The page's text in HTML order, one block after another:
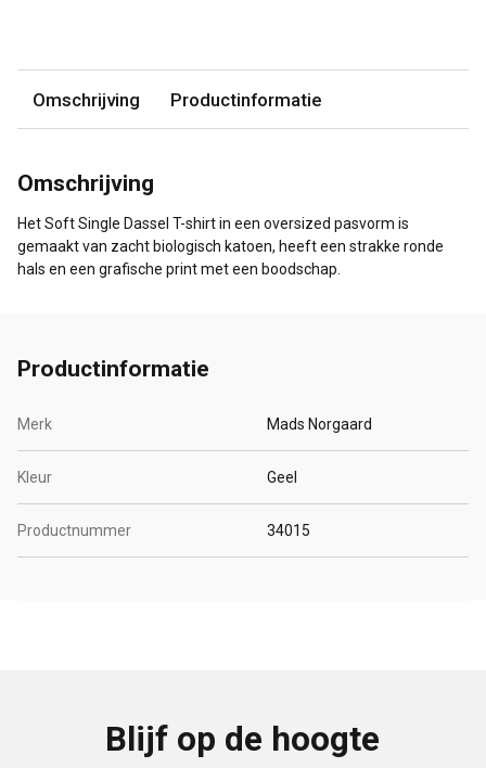
Omschrijving Productinformatie
Omschrijving
Het Soft Single Dassel T-shirt in een oversized pasvorm is
gemaakt van zacht biologisch katoen, heeft een strakke ronde
hals en een grafische print met een boodschap.
Productinformatie
Merk Mads Norgaard
Kleur Geel
Productnummer 34015
Blijf op de hoogte